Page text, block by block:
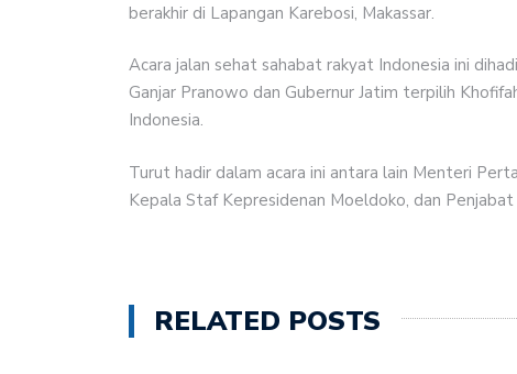
berakhir di Lapangan Karebosi, Makassar.
Acara jalan sehat sahabat rakyat Indonesia ini
Ganjar Pranowo dan Gubernur Jatim terpilih
Indonesia.
Turut hadir dalam acara ini antara lain Menteri
Kepala Staf Kepresidenan Moeldoko, dan
RELATED POSTS